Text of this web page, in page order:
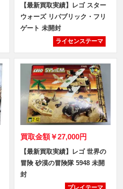
【最新買取実績】レゴ スター
ウォーズ リパブリック・フリ
ゲート 未開封
ライセンステーマ
買取金額￥27,000円
【最新買取実績】レゴ 世界の
冒険 砂漠の冒険隊 5948 未開
封
プレイテーマ